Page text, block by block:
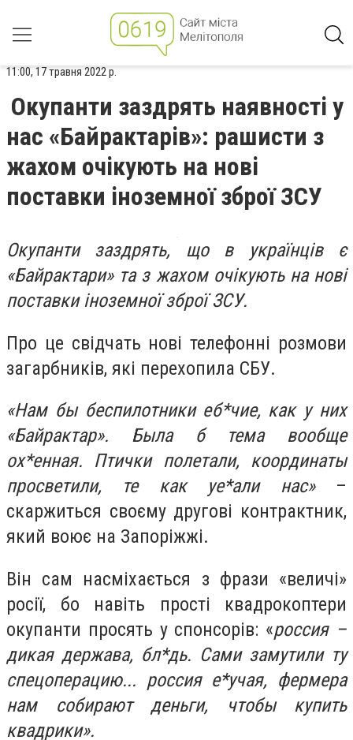
11:00, 17 травня 2022 р.
Окупанти заздрять наявності у
нас «Байрактарів»: рашисти з
жахом очікують на нові
поставки іноземної зброї ЗСУ
Окупанти заздрять, що в українців є
«Байрактари» та з жахом очікують на нові
поставки іноземної зброї ЗСУ.
Про це свідчать нові телефонні розмови
загарбників, які перехопила СБУ.
«Нам бы беспилотники еб*чие, как у них
«Байрактар». Была б тема вообще
ох*енная. Птички полетали, координаты
просветили, те как уе*али нас»–
скаржиться своєму другові контрактник,
який воює на Запоріжжі.
Він сам насміхається з фрази «величі»
росії, бо навіть прості квадрокоптери
окупанти просять у спонсорів: «россия –
дикая держава, бл*дь. Сами замутили ту
спецоперацию... россия е*учая, фермера
нам собирают деньги, чтобы купить
квадрики».